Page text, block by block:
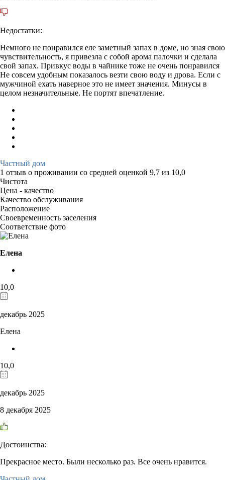
Недостатки:
Немного не понравился еле заметный запах в доме, но зная свою
чувствительность, я привезла с собой арома палочки и сделала
свой запах. Привкус воды в чайнике тоже не очень понравился
Не совсем удобным показалось везти свою воду и дрова. Если с
мужчиной ехать наверное это не имеет значения. Минусы в
целом незначительные. Не портят впечатление.
Частный дом
1 отзыв о проживании со средней оценкой 9,7 из 10,0
Чистота
Цена - качество
Качество обслуживания
Расположение
Своевременность заселения
Соответствие фото
Елена
10,0
декабрь 2025
Елена
10,0
декабрь 2025
8 декабря 2025
Достоинства:
Прекрасное место. Были несколько раз. Все очень нравится.